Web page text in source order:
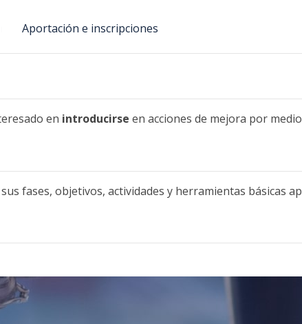
Aportación e inscripciones
en introducirse en acciones de mejora por
fases, objetivos, actividades y herramientas básicas